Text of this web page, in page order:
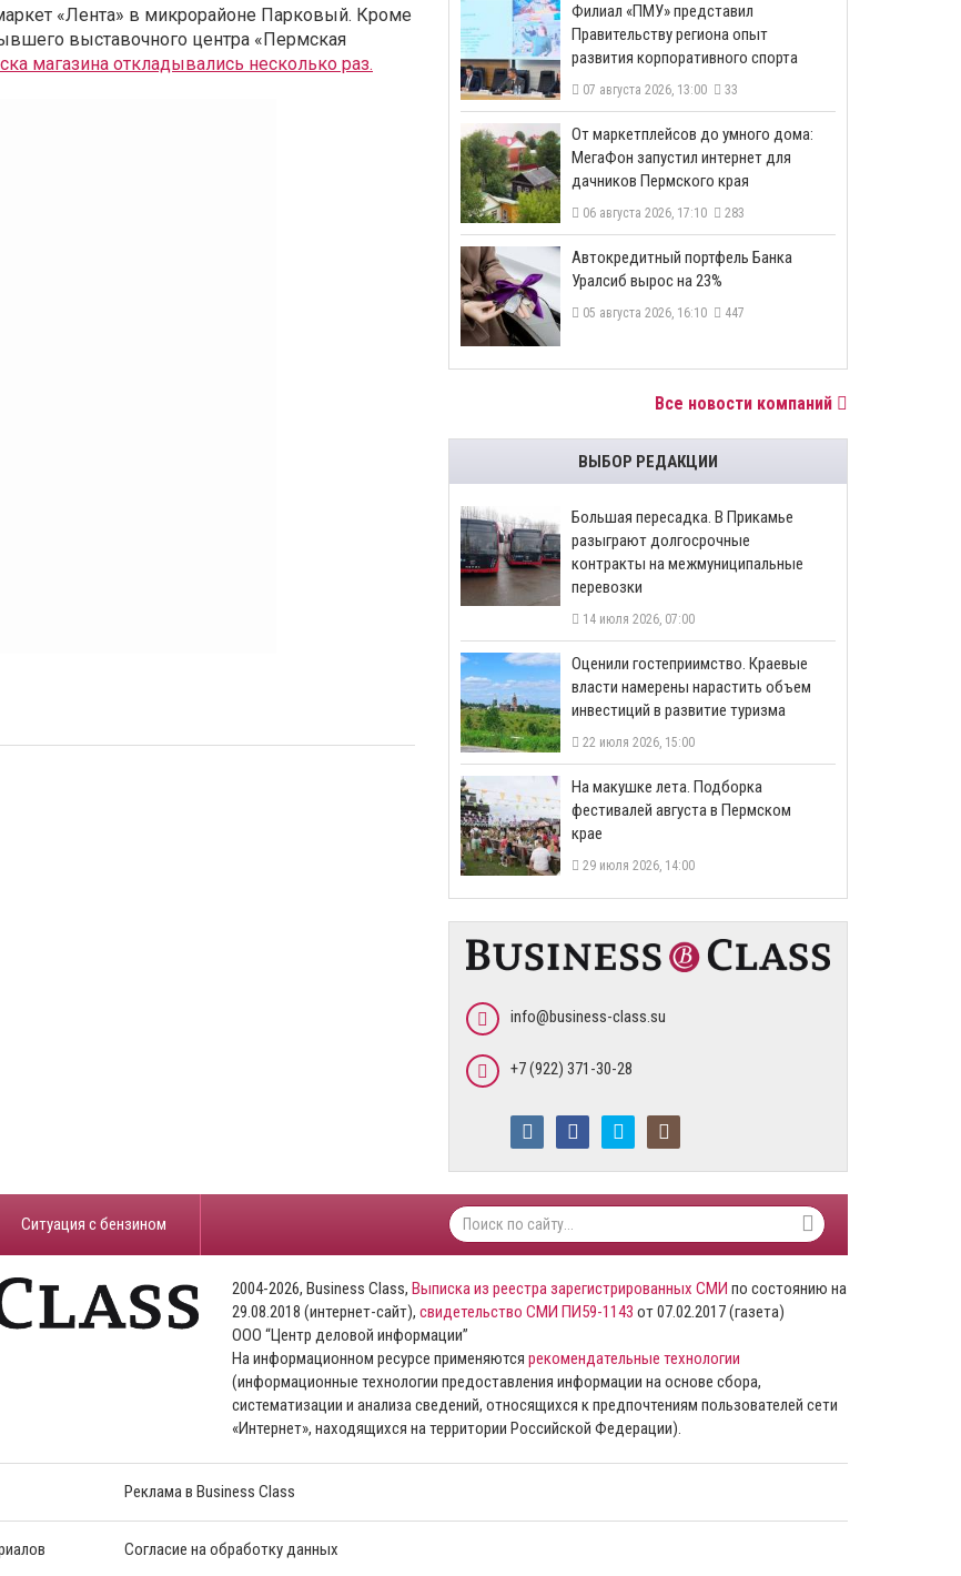
«Лента» в микрорайоне Парковый. Кроме
выставочного центра «Пермская
магазина откладывались несколько раз.
​Филиал «ПМУ» представил
Правительству региона опыт
развития корпоративного спорта
07 августа 2026, 13:00 33
От маркетплейсов до умного дома:
МегаФон запустил интернет для
дачников Пермского края
06 августа 2026, 17:10 283
​Автокредитный портфель Банка
Уралсиб вырос на 23%
05 августа 2026, 16:10 447
Все новости компаний
ВЫБОР РЕДАКЦИИ
Большая пересадка. В Прикамье
разыграют долгосрочные
контракты на межмуниципальные
перевозки
14 июля 2026, 07:00
Оценили гостеприимство. Краевые
власти намерены нарастить объем
инвестиций в развитие туризма
22 июля 2026, 15:00
На макушке лета. Подборка
фестивалей августа в Пермском
крае
29 июля 2026, 14:00
info@business-class.su
+7 (922) 371-30-28
​Ситуация с бензином
2004-2026, Business Class, Выписка из реестра зарегистрированных СМИ по состоянию на
29.08.2018 (интернет-сайт), свидетельство СМИ ПИ59-1143 от 07.02.2017 (газета)
ООО “Центр деловой информации”
На информационном ресурсе применяются рекомендательные технологии
(информационные технологии предоставления информации на основе сбора,
систематизации и анализа сведений, относящихся к предпочтениям пользователей сети
«Интернет», находящихся на территории Российской Федерации).
Реклама в Business Class
Согласие на обработку данных